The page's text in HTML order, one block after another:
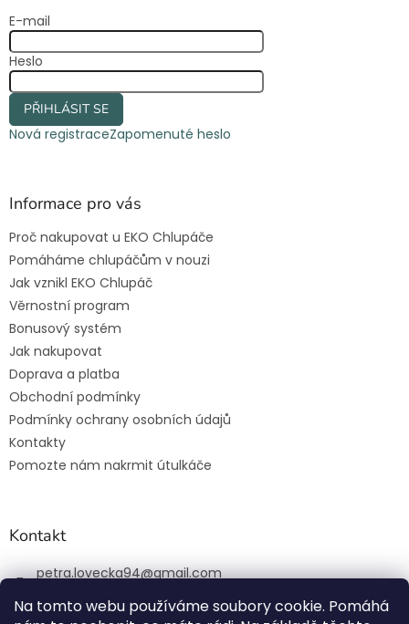
Na tomto webu používáme soubory cookie. Pomáhá
E-mail
Heslo
PŘIHLÁSIT SE
Nová registraceZapomenuté heslo
Informace pro vás
Proč nakupovat u EKO Chlupáče
Pomáháme chlupáčům v nouzi
Jak vznikl EKO Chlupáč
Věrnostní program
Bonusový systém
Jak nakupovat
Doprava a platba
Obchodní podmínky
Podmínky ochrany osobních údajů
Kontakty
Pomozte nám nakrmit útulkáče
Kontakt
petra.lovecka94@gmail.com
+420 774 131 648